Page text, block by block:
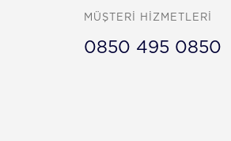
MÜŞTERİ HİZMETLERİ
0850 495 0850